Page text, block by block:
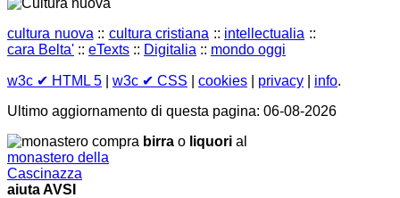
cultura nuova :: cultura cristiana :: intellectualia ::
cara Belta' :: eTexts :: Digitalia :: mondo oggi
w3c ✔ HTML 5 w3c ✔ CSS cookies privacy info.
Ultimo aggiornamento di questa pagina: 06-08-2026
compra birra o liquori al
monastero della
Cascinazza
aiuta AVSI